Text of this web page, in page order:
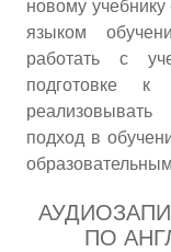
новому
языком
работать с
подготовке
подход в
ПО